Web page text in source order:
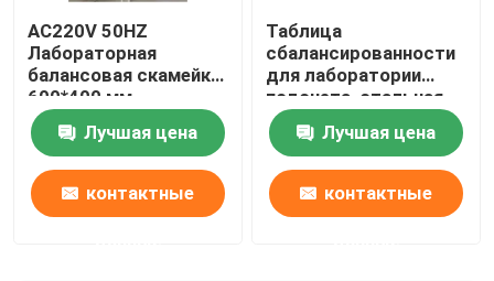
AC220V 50HZ
Лабораторная
балансовая скамейка
600*400 мм
Антивибрационная
платформаЛучшая цена
контактные
Таблица
сбалансированности
для лаборатории
подсчета, стальная
ISO14001
Антивибрационная
таблица для баланса
Лучшая цена
контактные